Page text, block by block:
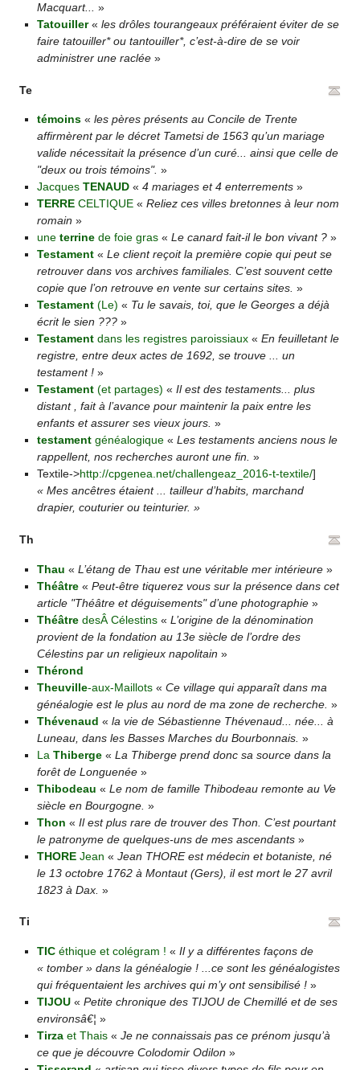
Macquart...
»
Tatouiller« les drôles tourangeaux préféraient éviter de se
faire tatouiller* ou tantouiller*, c’est-à-dire de se voir
administrer une raclée»
Te
témoins« les pères présents au Concile de Trente
affirmèrent par le décret Tametsi de 1563 qu’un mariage
valide nécessitait la présence d’un curé... ainsi que celle de
"deux ou trois témoins". »
Jacques TENAUD« 4 mariages et 4 enterrements»
TERRE CELTIQUE« Reliez ces villes bretonnes à leur nom
romain »
une terrine de foie gras« Le canard fait-il le bon vivant ?»
Testament« Le client reçoit la première copie qui peut se
retrouver dans vos archives familiales. C’est souvent cette
copie que l’on retrouve en vente sur certains sites. »
Testament (Le) « Tu le savais, toi, que le Georges a déjà
écrit le sien ???»
Testament dans les registres paroissiaux« En feuilletant le
registre, entre deux actes de 1692, se trouve ... un
testament !»
Testament (et partages) « Il est des testaments... plus
distant , fait à l’avance pour maintenir la paix entre les
enfants et assurer ses vieux jours. »
testament généalogique« Les testaments anciens nous le
rappellent, nos recherches auront une fin. »
Textile->http://cpgenea.net/challengeaz_2016-t-textile/]
« Mes ancêtres étaient ... tailleur d’habits, marchand
drapier, couturier ou teinturier. »
Th
Thau « L’étang de Thau est une véritable mer intérieure»
Théâtre« Peut-être tiquerez vous sur la présence dans cet
article "Théâtre et déguisements" d’une photographie»
Théâtre desÂ Célestins« L’origine de la dénomination
provient de la fondation au 13e siècle de l’ordre des
Célestins par un religieux napolitain »
Thérond
Theuville-aux-Maillots« Ce village qui apparaît dans ma
généalogie est le plus au nord de ma zone de recherche. »
Thévenaud « la vie de Sébastienne Thévenaud... née... à
Luneau, dans les Basses Marches du Bourbonnais. »
La Thiberge« La Thiberge prend donc sa source dans la
forêt de Longuenée»
Thibodeau « Le nom de famille Thibodeau remonte au Ve
siècle en Bourgogne. »
Thon « Il est plus rare de trouver des Thon. C’est pourtant
le patronyme de quelques-uns de mes ascendants»
THORE Jean « Jean THORE est médecin et botaniste, né
le 13 octobre 1762 à Montaut (Gers), il est mort le 27 avril
1823 à Dax. »
Ti
TIC éthique et colégram ! « Il y a différentes façons de
« tomber » dans la généalogie ! ...ce sont les généalogistes
qui fréquentaient les archives qui m’y ont sensibilisé !»
TIJOU« Petite chronique des TIJOU de Chemillé et de ses
environsâ€¦ »
Tirza et Thais« Je ne connaissais pas ce prénom jusqu’à
ce que je découvre Colodomir Odilon »